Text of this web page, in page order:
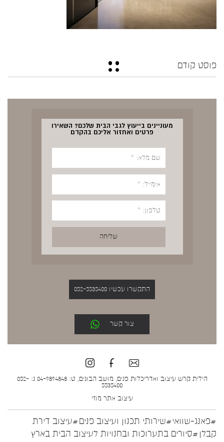
פוסט קודם
מעוניינים בייעוץ לגבי הבית שלכם? השאירו
פרטים ואחזור אליכם בהקדם
התקשרו עכשיו 052-5535400
צור קשר
הילית קרש עיצוב ואדריכלות פנים, מושב הבונים, ט: 04-9894848 נ: 052-
5535400
עיצוב אתר מוזי
#פאנג-שוואי#שירותי תכנון ועיצוב פנים#עיצוב דירת
קבלן #סיורים בתערוכות ובחנויות לעיצוב הבית בארץ